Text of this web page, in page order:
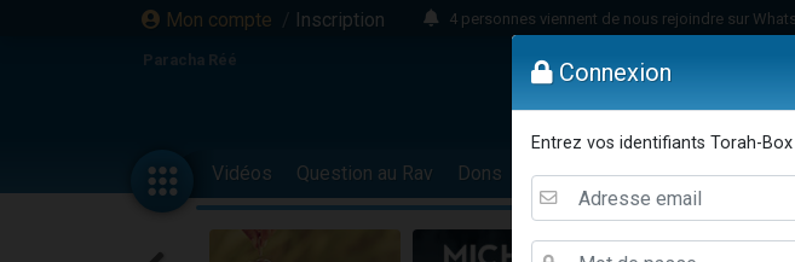
Mon compte / Inscription
4 personnes viennent de nous rejoindre sur
3 personnes viennent de nous rejoindre sur
13 personnes viennent de demander une
2 personnes viennent de nous rejoindre sur
Paracha Réé
Vidéos Question au Rav Dons Femmes Enfants Etude
Connexion
Entrez vos identifiants Torah-